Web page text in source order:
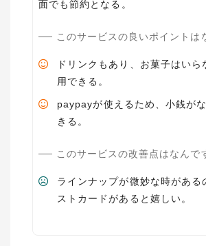
面でも節約となる。
このサービスの良いポイントは
ドリンクもあり、お菓子はいら
用できる。
paypayが使えるため、小銭が
きる。
このサービスの改善点はなんで
ラインナップが微妙な時がある
ストカードがあると嬉しい。